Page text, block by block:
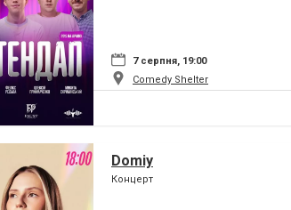
7 серпня, 19:00
Comedy Shelter
Domiy
Концерт